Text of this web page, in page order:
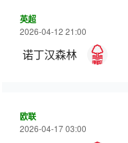
英超
2026-04-12 21:00
诺丁汉森林
欧联
2026-04-17 03:00